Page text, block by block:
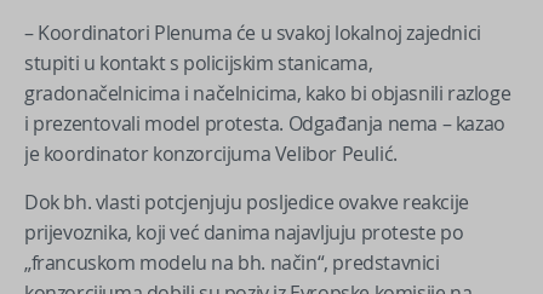
– Koordinatori Plenuma će u svakoj lokalnoj zajednici
stupiti u kontakt s policijskim stanicama,
gradonačelnicima i načelnicima, kako bi objasnili razloge
i prezentovali model protesta. Odgađanja nema – kazao
je koordinator konzorcijuma Velibor Peulić.
Dok bh. vlasti potcjenjuju posljedice ovakve reakcije
prijevoznika, koji već danima najavljuju proteste po
„francuskom modelu na bh. način“, predstavnici